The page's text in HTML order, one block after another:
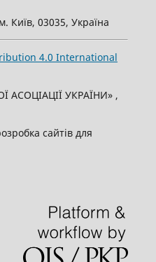
Київ, 03035, Україна
4.0 International
АСОЦІАЦІЇ УКРАЇНИ» ,
сайтів для